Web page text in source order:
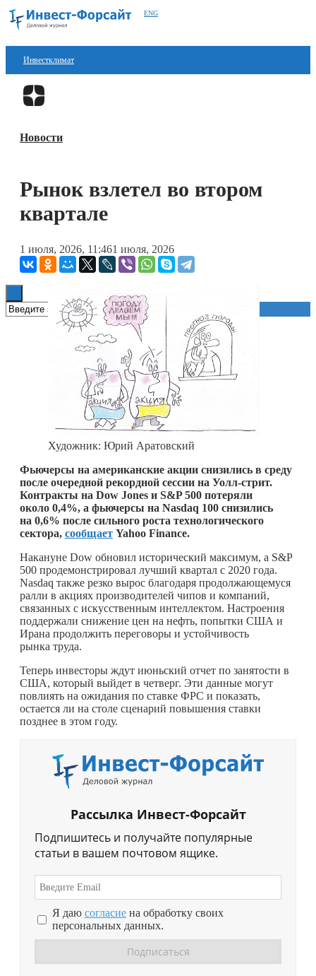
ENG
Инвестклимат
Финансы
Блокчейн
Книги
Новости
Рынок взлетел во втором
квартале
1 июля, 2026, 11:461 июля, 2026
Художник: Юрий Аратовский
Фьючерсы на американские акции снизились в среду
после очередной рекордной сессии на Уолл-стрит.
Контракты на Dow Jones и S&P 500 потеряли
около 0,4%, а фьючерсы на Nasdaq 100 снизились
на 0,6% после сильного роста технологического
сектора, сообщает Yahoo Finance.
Накануне Dow обновил исторический максимум, а S&P
500 продемонстрировал лучший квартал с 2020 года.
Nasdaq также резко вырос благодаря продолжающемуся
ралли в акциях производителей чипов и компаний,
связанных с искусственным интеллектом. Настроения
поддержали снижение цен на нефть, попытки США и
Ирана продолжить переговоры и устойчивость
рынка труда.
Теперь инвесторы ждут июньский отчет по занятости в
США, который выйдет в четверг. Эти данные могут
повлиять на ожидания по ставке ФРС и показать,
остается ли на столе сценарий повышения ставки
позднее в этом году.
Рассылка Инвест-Форсайт
Подпишитесь и получайте популярные
статьи в вашем почтовом ящике.
Я даю согласие на обработку своих
персональных данных.